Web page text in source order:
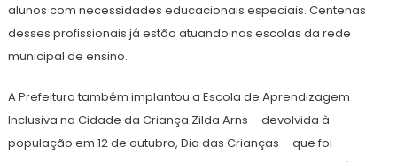
alunos com necessidades educacionais especiais. Centenas
desses profissionais já estão atuando nas escolas da rede
municipal de ensino.
A Prefeitura também implantou a Escola de Aprendizagem
Inclusiva na Cidade da Criança Zilda Arns – devolvida à
população em 12 de outubro, Dia das Crianças – que foi